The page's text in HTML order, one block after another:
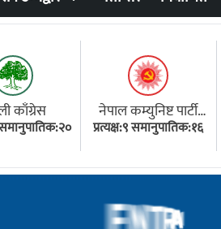
काँग्रेस
समानुपातिक:२०
नेपाल कम्युनिष्ट पार्टी
(एमाले)
प्रत्यक्ष:९ समानुपातिक:१६